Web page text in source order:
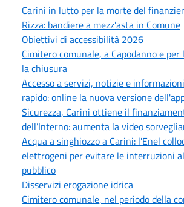
Carini in lutto per la morte del
Rizza: bandiere a mezz'asta in Comune
Obiettivi di accessibilità 2026
Cimitero comunale, a Capodanno e
la chiusura
Accesso a servizi, notizie e
rapido: online la nuova versione
Sicurezza, Carini ottiene il
dell’Interno: aumenta la video
Acqua a singhiozzo a Carini: l'Enel
elettrogeni per evitare le interruzioni
pubblico
Disservizi erogazione idrica
Cimitero comunale, nel periodo della